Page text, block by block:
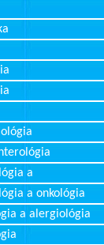
a
a onkológia
a alergiológia